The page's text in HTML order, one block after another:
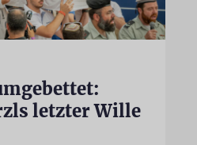
letzter Wille